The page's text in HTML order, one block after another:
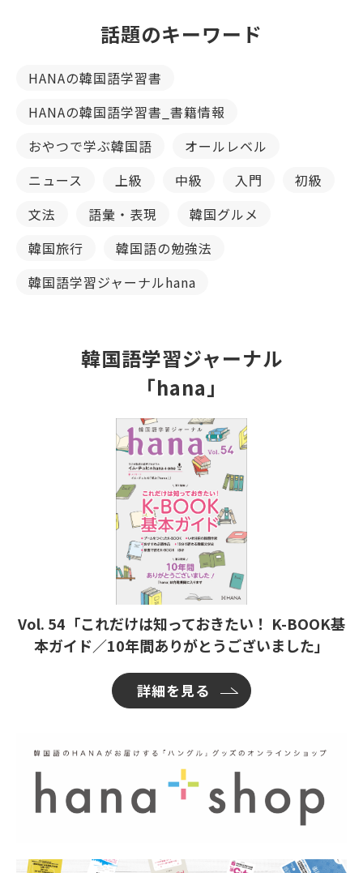
話題のキーワード
HANAの韓国語学習書
HANAの韓国語学習書_書籍情報
おやつで学ぶ韓国語
オールレベル
ニュース
上級 中級 入門
初級
文法
語彙・表現
韓国グルメ
韓国旅行
韓国語の勉強法
韓国語学習ジャーナルhana
韓国語学習ジャーナル
「hana」
Vol. 54「これだけは知っておきたい！ K-BOOK基
本ガイド／10年間ありがとうございました」
詳細を見る